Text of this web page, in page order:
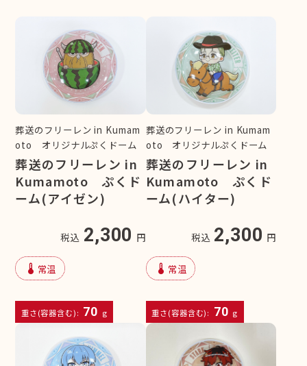
葬送のフリーレン in Kumam
oto オリジナルぷくドーム
葬送のフリーレン in
Kumamoto ぷくド
ーム(アイゼン)
税込 2,300 円
device_thermostat 常温
重さ(容器含む): 70 g
葬送のフリーレン in Kumam
oto オリジナルぷくドーム
葬送のフリーレン in
Kumamoto ぷくド
ーム(ハイター)
税込 2,300 円
device_thermostat 常温
重さ(容器含む): 70 g